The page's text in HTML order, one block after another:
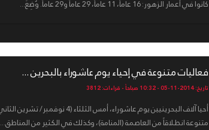
كانوا في أعمار الزهور: 16 عاماً، 11 عاماً، 29 عاماً و29 عاماً. وُضِعَ...
فعاليات متنوعة في إحياء يوم عاشوراء بالبحرين ...
تاريخ: 2014-11-05 - 10:32 صباحاً - قراءات: 3812
متنوعة انطلاقاً من العاصمة (المنامة)، وكذلك في الكثير من المناطق...